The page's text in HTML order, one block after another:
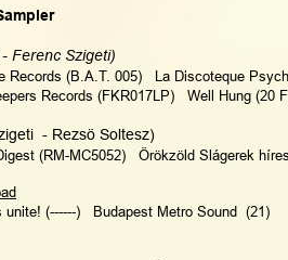
- Ferenc Szigeti)
Records (B.A.T. 005)   La Discoteque
Records (FKR017LP)   Well Hung
- Rezsö Soltesz)
(RM-MC5052)   Örökzöld Slágerek
(------)   Budapest Metro Sound  (21)